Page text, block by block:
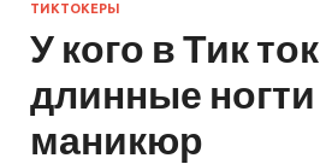
ТИКТОКЕРЫ
У кого в Тик
длинные ногти
маникюр